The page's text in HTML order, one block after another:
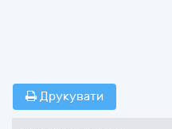
Друкувати